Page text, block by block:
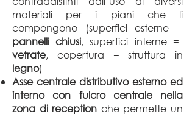
materiali per i piani che li
compongono (superfici esterne =
pannelli chiusi, superfici interne =
vetrate, copertura = struttura in
legno)
Asse centrale distributivo esterno ed
interno con fulcro centrale nella
zona di reception che permette un